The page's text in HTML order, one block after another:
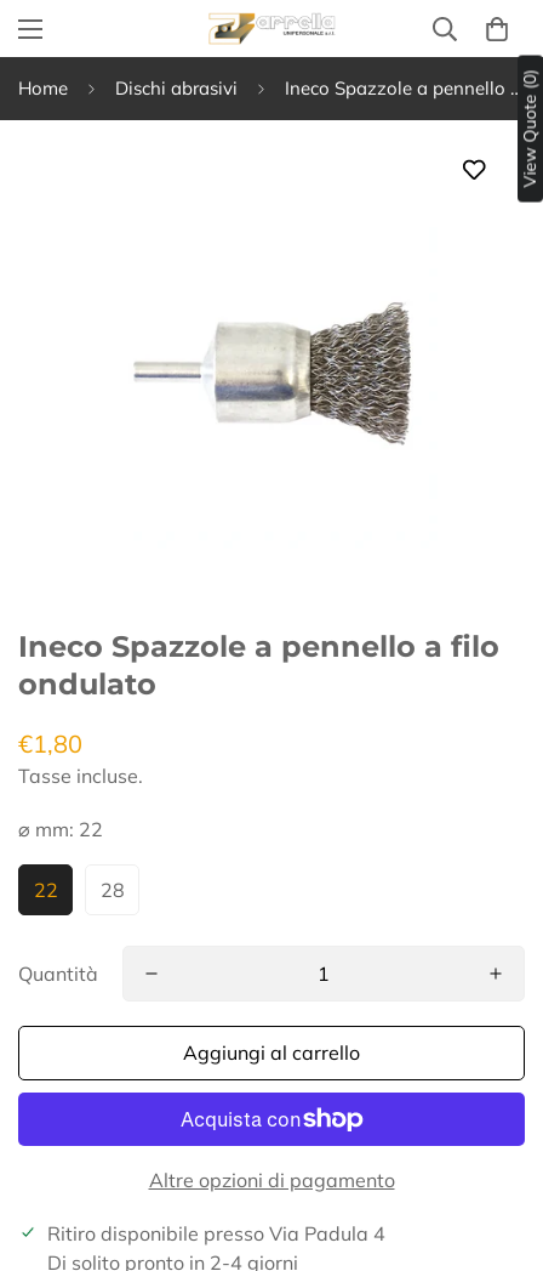
Home Dischi abrasivi Ineco Spazzole a pennello a filo ondulato
Ineco Spazzole a pennello a filo
ondulato
Prezzo
regolare
€1,80
Tasse incluse.
⌀ mm: 22
22 28
Quantità
Aggiungi al carrello
Altre opzioni di pagamento
Ritiro disponibile presso Via Padula 4
Di solito pronto in 2-4 giorni
View Quote (0)